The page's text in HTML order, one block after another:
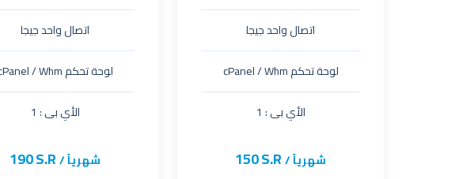
اتصال واحد جيجا
لوحة تحكم cPanel / Whm
الأي بى : 1
شهرياً / 150S.R
اتصال واحد جيجا
لوحة تحكم cPanel / Whm
الأي بى : 1
شهرياً / 190S.R